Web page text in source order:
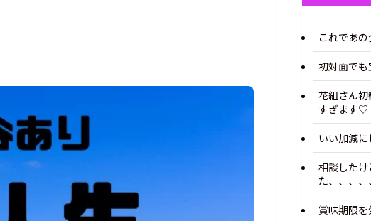
これであ
初対面で
花組さん
すぎます♡
いい加減に
相談した
た、、、、、
賞味期限を